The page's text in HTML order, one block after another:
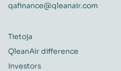
qafinance@qleanair.com
Tietoja
QleanAir difference
Investors